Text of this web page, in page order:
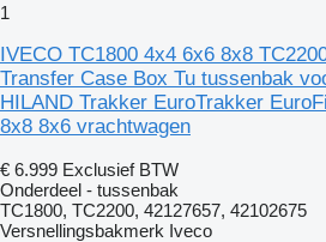
1
IVECO TC1800 4x4 6x6 8x8
Transfer Case Box Tu tussenbak
HILAND Trakker EuroTrakker
8x8 8x6 vrachtwagen
€ 6.999 Exclusief BTW
Onderdeel - tussenbak
TC1800, TC2200, 42127657, 42102675
Versnellingsbakmerk Iveco